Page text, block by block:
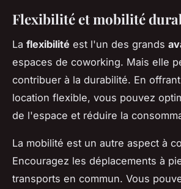
Flexibilité et mobilité
La flexibilité est l'un des grands
espaces de coworking. Mais elle
contribuer à la durabilité. En
location flexible, vous pouvez
de l'espace et réduire la
La mobilité est un autre aspect à
Encouragez les déplacements à
transports en commun. Vous